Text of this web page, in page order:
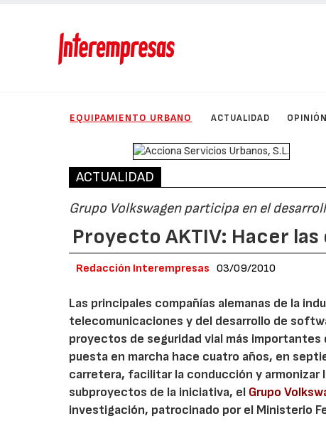
EQUIPAMIENTO URBANO ACTUALIDAD OPINIÓN
ACTUALIDAD
Grupo Volkswagen participa en el
Proyecto AKTIV: Hacer
Redacción Interempresas 03/09/2010
Las principales compañías alemanas de la
telecomunicaciones y del desarrollo de
proyectos de seguridad vial más
puesta en marcha hace cuatro años, en
carretera, facilitar la conducción y armonizar
subproyectos de la iniciativa, el Grupo
investigación, patrocinado por el Ministerio